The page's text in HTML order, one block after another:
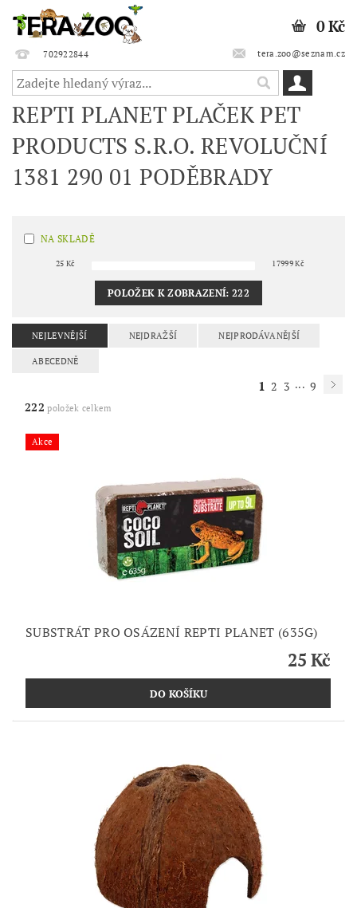
702922844 tera.zoo@seznam.cz
0 Kč
REPTI PLANET PLAČEK PET
PRODUCTS S.R.O. REVOLUČNÍ
1381 290 01 PODĚBRADY
NA SKLADĚ
25 Kč 17999Kč
POLOŽEK K ZOBRAZENÍ: 222
NEJLEVNĚJŠÍ NEJDRAŽŠÍ NEJPRODÁVANĚJŠÍ
ABECEDNĚ
1 2 3 ... 9
222 položek celkem
Akce
SUBSTRÁT PRO OSÁZENÍ REPTI PLANET (635G)
25 Kč